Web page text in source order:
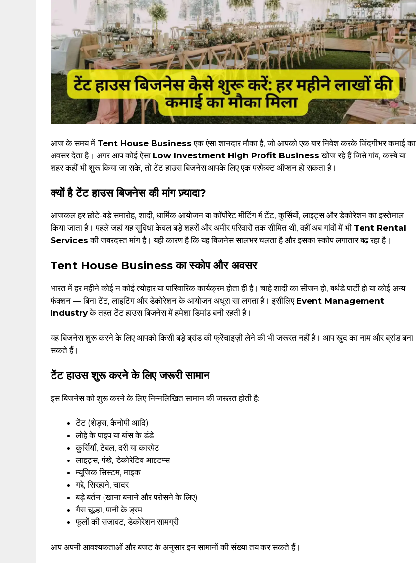
आज के समय में Tent House Business एक ऐसा शानदार मौका है, जो आपको एक बार निवेश करके जिंदगीभर कमाई का
अवसर देता है। अगर आप कोई ऐसा Low Investment High Profit Business खोज रहे हैं जिसे गांव, कस्बे या
शहर कहीं भी शुरू किया जा सके, तो टेंट हाउस बिजनेस आपके लिए एक परफेक्ट ऑप्शन हो सकता है।
क्यों है टेंट हाउस बिजनेस की मांग ज़्यादा?
आजकल हर छोटे-बड़े समारोह, शादी, धार्मिक आयोजन या कॉर्पोरेट मीटिंग में टेंट, कुर्सियों, लाइट्स और डेकोरेशन का इस्तेमाल
किया जाता है। पहले जहां यह सुविधा केवल बड़े शहरों और अमीर परिवारों तक सीमित थी, वहीं अब गांवों में भी Tent Rental
Services की जबरदस्त मांग है। यही कारण है कि यह बिजनेस सालभर चलता है और इसका स्कोप लगातार बढ़ रहा है।
Tent House Business का स्कोप और अवसर
भारत में हर महीने कोई न कोई त्योहार या पारिवारिक कार्यक्रम होता ही है। चाहे शादी का सीजन हो, बर्थडे पार्टी हो या कोई अन्य
फंक्शन — बिना टेंट, लाइटिंग और डेकोरेशन के आयोजन अधूरा सा लगता है। इसीलिए Event Management
Industryके तहत टेंट हाउस बिजनेस में हमेशा डिमांड बनी रहती है।
यह बिजनेस शुरू करने के लिए आपको किसी बड़े ब्रांड की फ्रेंचाइज़ी लेने की भी जरूरत नहीं है। आप खुद का नाम और ब्रांड बना
सकते हैं।
टेंट हाउस शुरू करने के लिए जरूरी सामान
इस बिजनेस को शुरू करने के लिए निम्नलिखित सामान की जरूरत होती है:
टेंट (शेड्स, कैनोपी आदि)
लोहे के पाइप या बांस के डंडे
कुर्सियाँ, टेबल, दरी या कारपेट
लाइट्स, पंखे, डेकोरेटिव आइटम्स
म्यूजिक सिस्टम, माइक
गद्दे, सिरहाने, चादर
बड़े बर्तन (खाना बनाने और परोसने के लिए)
गैस चूल्हा, पानी के ड्रम
फूलों की सजावट, डेकोरेशन सामग्री
आप अपनी आवश्यकताओं और बजट के अनुसार इन सामानों की संख्या तय कर सकते हैं।